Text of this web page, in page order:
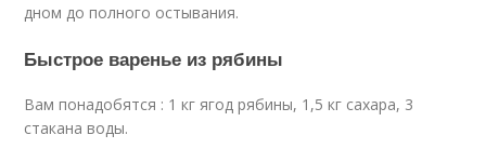
дном до полного остывания.
Быстрое варенье из рябины
Вам понадобятся : 1 кг ягод рябины, 1,5 кг сахара, 3
стакана воды.